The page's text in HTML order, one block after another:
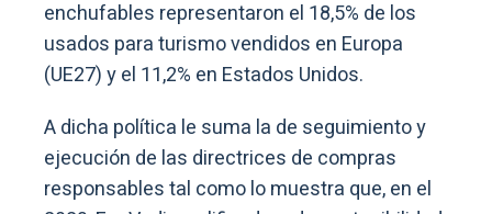
enchufables representaron el 18,5% de los
usados para turismo vendidos en Europa
(UE27) y el 11,2% en Estados Unidos.
A dicha política le suma la de seguimiento y
ejecución de las directrices de compras
responsables tal como lo muestra que, en el